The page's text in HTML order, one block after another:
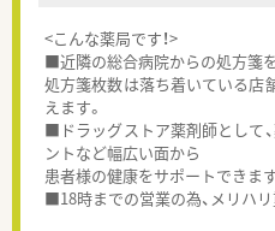
<こんな薬局です！>
■近隣の総合病院からの処方箋
処方箋枚数は落ち着いている店
えます。
■ドラッグストア薬剤師として
ントなど幅広い面から
患者様の健康をサポートできます
■18時までの営業の為、メリハ